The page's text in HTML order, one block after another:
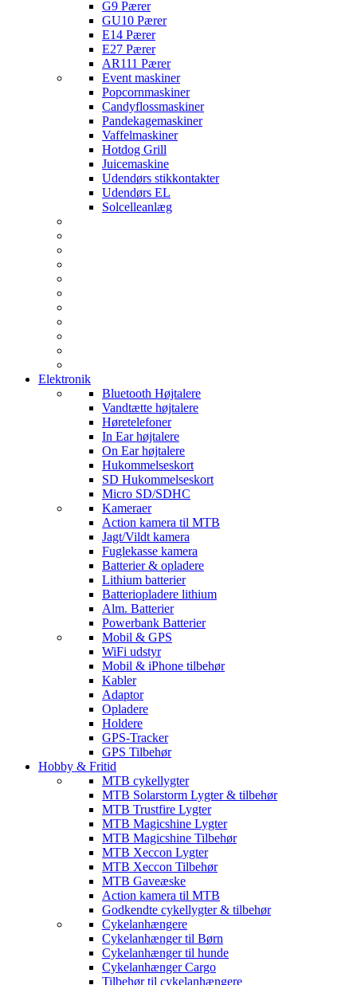
G9 Pærer
GU10 Pærer
E14 Pærer
E27 Pærer
AR111 Pærer
Event maskiner
Popcornmaskiner
Candyflossmaskiner
Pandekagemaskiner
Vaffelmaskiner
Hotdog Grill
Juicemaskine
Udendørs stikkontakter
Udendørs EL
Solcelleanlæg
Elektronik
Bluetooth Højtalere
Vandtætte højtalere
Høretelefoner
In Ear højtalere
On Ear højtalere
Hukommelseskort
SD Hukommelseskort
Micro SD/SDHC
Kameraer
Action kamera til MTB
Jagt/Vildt kamera
Fuglekasse kamera
Batterier & opladere
Lithium batterier
Batteriopladere lithium
Alm. Batterier
Powerbank Batterier
Mobil & GPS
WiFi udstyr
Mobil & iPhone tilbehør
Kabler
Adaptor
Opladere
Holdere
GPS-Tracker
GPS Tilbehør
Hobby & Fritid
MTB cykellygter
MTB Solarstorm Lygter & tilbehør
MTB Trustfire Lygter
MTB Magicshine Lygter
MTB Magicshine Tilbehør
MTB Xeccon Lygter
MTB Xeccon Tilbehør
MTB Gaveæske
Action kamera til MTB
Godkendte cykellygter & tilbehør
Cykelanhængere
Cykelanhænger til Børn
Cykelanhænger til hunde
Cykelanhænger Cargo
Tilbehør til cykelanhængere